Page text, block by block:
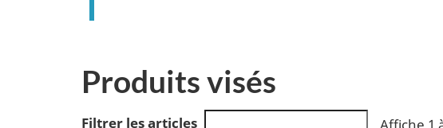
Produits visés
Filtrer les articles Affiche 1